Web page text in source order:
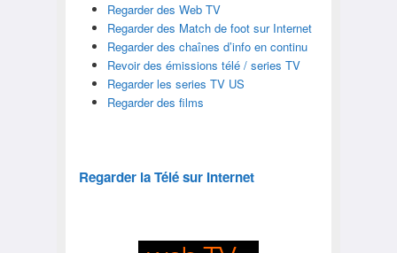
Regarder des Web TV
Regarder des Match de foot sur Internet
Regarder des chaînes d’info en continu
Revoir des émissions télé / series TV
Regarder les series TV US
Regarder des films
Regarder la Télé sur Internet